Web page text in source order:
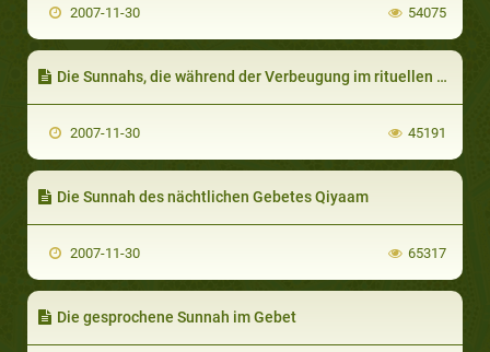
2007-11-30 54075
Die Sunnahs, die während der Verbeugung im rituellen Gebet angewandt werden
2007-11-30 45191
Die Sunnah des nächtlichen Gebetes Qiyaam
2007-11-30 65317
Die gesprochene Sunnah im Gebet